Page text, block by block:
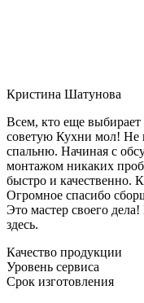
Кристина Шатунова
Всем, кто еще
советую Кухни мол! Не
спальню. Начиная с
монтажом никаких
быстро и качественно.
Огромное спасибо
Это мастер своего
здесь.
Качество продукции
Уровень сервиса
Срок изготовления